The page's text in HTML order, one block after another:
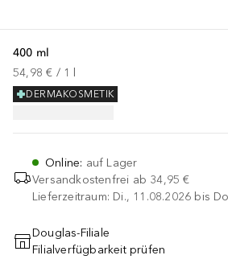
400 ml
54,98 € / 1
DERMAKOSMETIK
Online: auf Lager
Versandkostenfrei ab 34,95 €
Lieferzeitraum: Di., 11.08.2026 bis
IN DEN
Douglas-Filiale
Filialverfügbarkeit prüfen